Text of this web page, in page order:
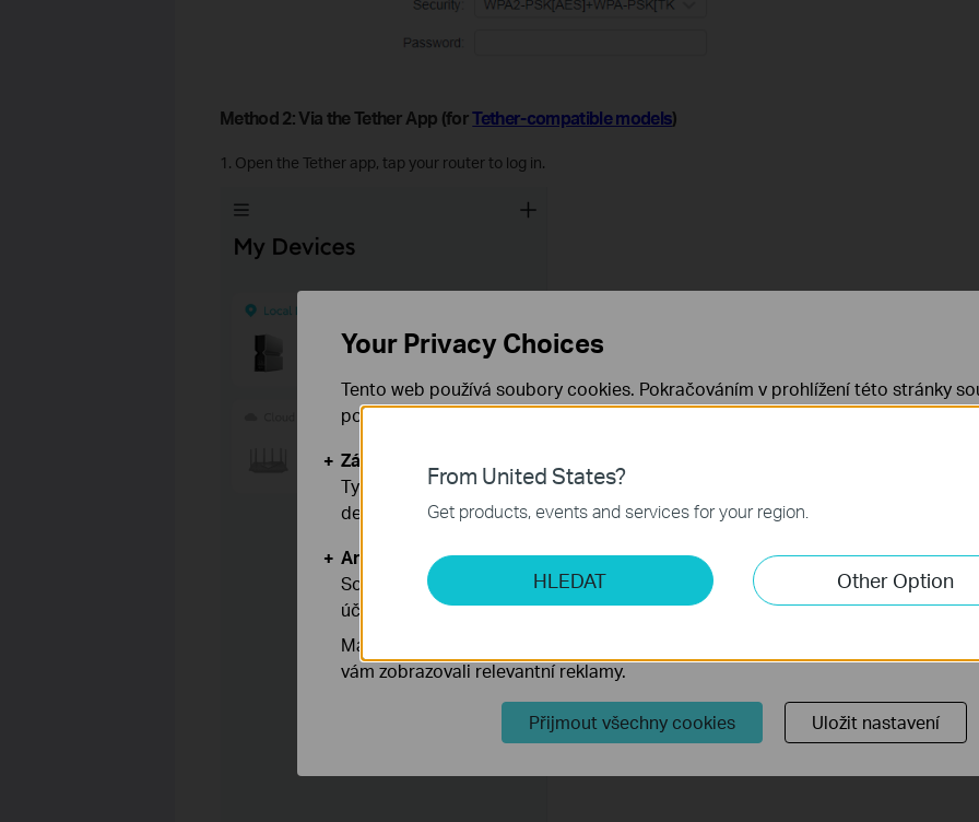
Method 2: Via the Tether App (forTether-compatible models)
1. Open the Tether app, tap your router to log in.
From United States?
Get products, events and services for your region.
HLEDAT Other Option
Your Privacy Choices
Tento web používá soubory cookies. Pokračováním v prohlížení této stránky
používáním našich cookies.Již nezobrazovatZjistit více.
Základní cookies
Tyto cookies jsou nezbytné pro fungování webových stránek a nelze je ve
deaktivovat.
Analytické a marketingové cookies
Soubory cookie pro nám umožňují analyzovat vaše aktivity na našich webových
účelem zlepšení a přizpůsobení jejich funkčnosti.
Marketingové soubory cookie mohou prostřednictvím našich webových
vám zobrazovali relevantní reklamy.
Přijmout všechny cookies Uložit nastavení